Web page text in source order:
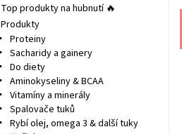
Top produkty na hubnutí 🔥
Produkty
Proteiny
Sacharidy a gainery
Do diety
Aminokyseliny & BCAA
Vitamíny a minerály
Spalovače tuků
Rybí olej, omega 3 & další tuky